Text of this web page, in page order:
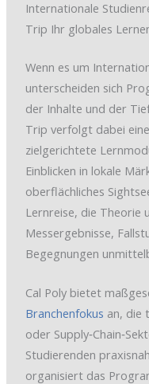
Internationale
Trip Ihr globales
Wenn es um
unterscheiden sich
der Inhalte und der
Trip verfolgt dabei
zielgerichtete
Einblicken in lokale
oberflächliches
Lernreise, die Theorie
Messergebnisse,
Begegnungen
Cal Poly bietet
Branchenfokus an, die
oder
Studierenden
organisiert das